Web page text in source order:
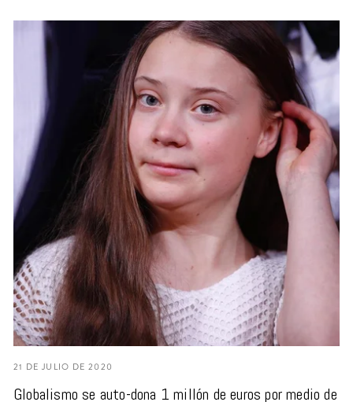
Globalismo se auto-dona 1 millón de euros por medio de
21 DE JULIO DE 2020